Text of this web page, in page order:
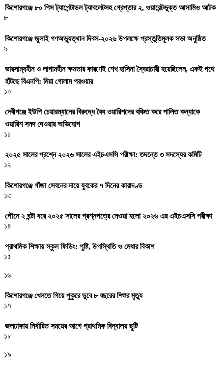
কিশোরগঞ্জে ৮০ পিস ট্যাপেন্টাডল ট্যাবলেটসহ গ্রেপ্তার ২, ওয়ারেন্টভুক্ত আসামিও আটক
৮
কিশোরগঞ্জে জুলাই গণঅভ্যুত্থান দিবস-২০২৬ উপলক্ষে প্রস্তুতিমূলক সভা অনুষ্ঠিত
৯
ভারসাম্যহীন ও লাগামহীন ক্ষমতার কারণেই শেখ হাসিনা স্বৈরাচারী হয়েছিলেন, একই পথে
হাঁটছে বিএনপি: মিয়া গোলাম পরওয়ার
১০
দেবীগঞ্জে ইউপি চেয়ারম্যানের বিরুদ্ধে বৈধ ওয়ারিশদের বঞ্চিত করে পালিত কন্যাকে
ওয়ারিশ সনদ দেওয়ার অভিযোগ
১১
২০২৫ সালের প্রশ্নে ২০২৬ সালের এইচএসসি পরীক্ষা: তদন্তে ৩ সদস্যের কমিটি
১২
কিশোরগঞ্জে গাঁজা সেবনের দায়ে যুবকের ৭ দিনের কারাদণ্ড
১৩
পৌনে ২ ঘন্টা ধরে ২০২৫ সালের প্রশ্নপত্রে নেওয়া হলো ২০২৬ এর এইচএসসি পরীক্ষা
১৪
প্রাথমিক শিক্ষায় স্কুল ফিডিং: পুষ্টি, উপস্থিতি ও মেধার বিকাশ
১৫
১৬
কিশোরগঞ্জে খেলতে গিয়ে পুকুরে ডুবে ৮ বছরের শিশুর মৃত্যু
১৭
জলঢাকায় নির্ধারিত সময়ের আগে প্রাথমিক বিদ্যালয় ছুটি
১৮
১৯